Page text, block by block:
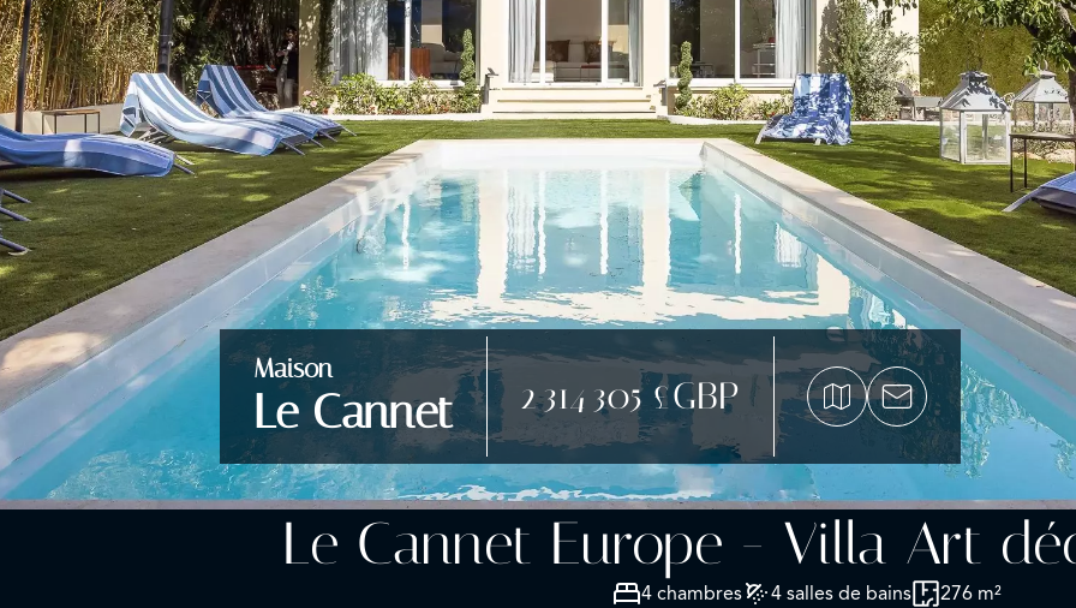
Maison
Le Cannet 2 314 305 £GBP
Le Cannet Europe - Villa Art
4 chambres 4 salles de bains
276 m²